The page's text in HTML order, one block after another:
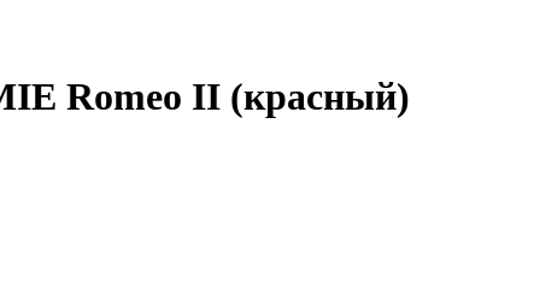
Romeo II (красный)